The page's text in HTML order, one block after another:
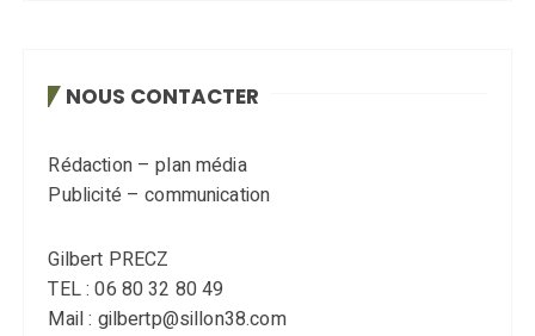
NOUS CONTACTER
Rédaction – plan média
Publicité – communication
Gilbert PRECZ
TEL : 06 80 32 80 49
Mail : gilbertp@sillon38.com